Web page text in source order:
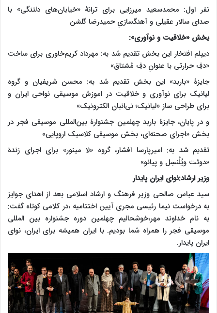
نفر اول: محمدسعید میرزایی برای ترانۀ «خیابان‌های دلتنگی» با
صدای سالار عقیلی و آهنگسازیِ حمیدرضا گلشن
بخش «خلاقیت و نوآوری»:
دیپلم افتخار این بخش تقدیم شد به: مهرداد کریم‌خاوری برای ساخت
«دفِ حرارتی با عنوانِ دفِ مُشتاق»
جایزۀ «باربد» این بخش تقدیم شد به: محسن شریفیان و گروه
لیانیک برای نوآوری و خلاقیت در اموزش موسیقی نواحی ایران و
برای طراحی ساز «لیانیک؛ نی‌انبان الکترونیک»
و در پایان، جایزۀ باربد چهلمین جشنوارۀ بین‌المللی موسیقی فجر در
بخش «اجرای صحنه‌ای، بخش موسیقی کلاسیک اروپایی»
تقدیم شد به: امیرپارسا افشار، گروه «لا مینور» برای اجرای زندۀ
«دوئت ویُلُنسِل و پیانو»
وزیر ارشاد:نوای ایران پایدار
سید عباس صالحی وزیر فرهنگ و ارشاد اسلامی بعد از اهدای جوایز
به درخواست نیما رئیسی مجری آیین اختتامیه ،در کلامی کوتاه گفت:
به نام خداوند مهر،خوشحالیم چهلمین دوره جشنواره بین المللی
موسیقی فجر را همراه شما بودیم. با ایران همیشه برای ایران، نوای
ایران پایدار.